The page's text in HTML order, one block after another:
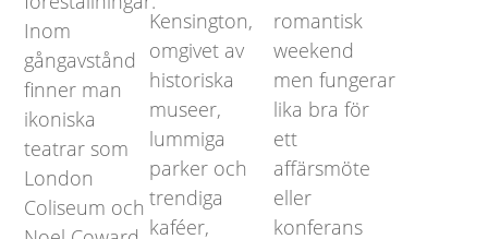
Inom
gångavstånd
finner man
ikoniska
teatrar som
London
Coliseum och
Kensington,
omgivet av
historiska
museer,
lummiga
parker och
trendiga
kaféer,
romantisk
weekend
men fungerar
lika bra för
ett
affärsmöte
eller
konferans